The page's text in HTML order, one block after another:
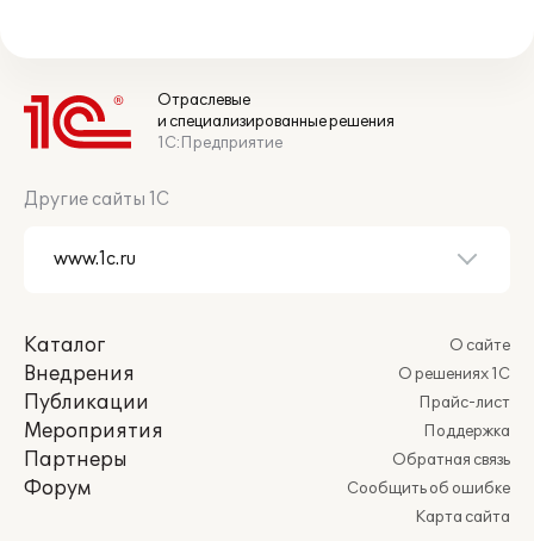
Отраслевые
и специализированные решения
1С:Предприятие
Другие сайты 1С
Каталог
Внедрения
Публикации
Мероприятия
Партнеры
Форум
О сайте
О решениях 1С
Прайс-лист
Поддержка
Обратная связь
Сообщить об ошибке
Карта сайта